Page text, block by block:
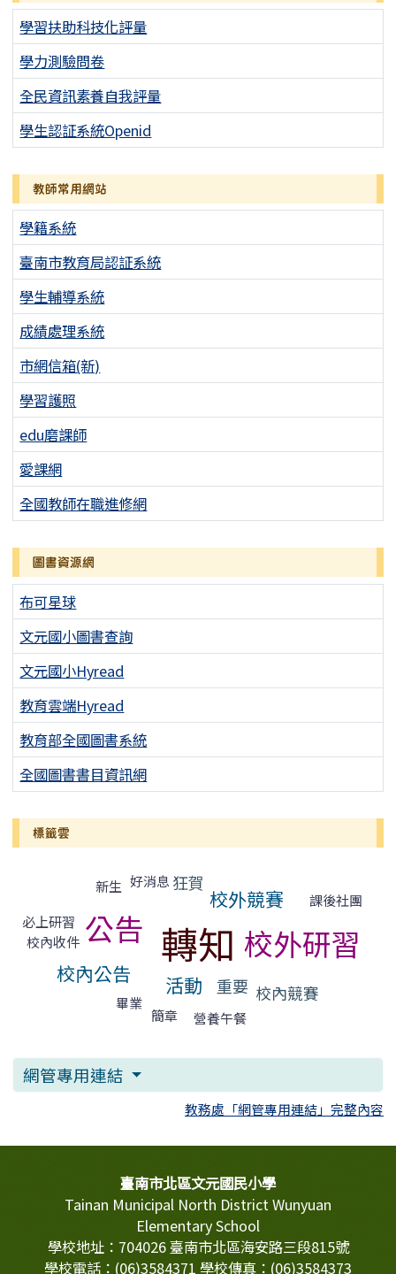
學習扶助科技化評量
學力測驗問卷
全民資訊素養自我評量
學生認証系統Openid
教師常用網站
學籍系統
臺南市教育局認証系統
學生輔導系統
成績處理系統
市網信箱(新)
學習護照
edu磨課師
愛課網
全國教師在職進修網
圖書資源網
布可星球
文元國小圖書查詢
文元國小Hyread
教育雲端Hyread
教育部全國圖書系統
全國圖書書目資訊網
標籤雲
新生 好消息 狂賀
校外競賽
必上研習 公告
課後社團
校內收件 轉知 校外研習
校內公告 活動 重要
畢業 校內競賽
簡章 營養午餐
網管專用連結
教務處「網管專用連結」完整內容
頁尾區域內容臺南市北區文元國民小學
Tainan Municipal North District Wunyuan
Elementary School
學校地址：704026 臺南市北區海安路三段815號
學校電話：(06)3584371 學校傳真：(06)3584373